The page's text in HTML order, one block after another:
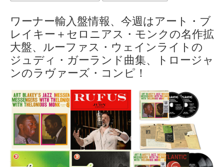
ワーナー輸入盤情報、今週はアート・ブ
レイキー＋セロニアス・モンクの名作拡
大盤、ルーファス・ウェインライトの
ジュディ・ガーランド曲集、トロージャ
ンのラヴァーズ・コンピ！